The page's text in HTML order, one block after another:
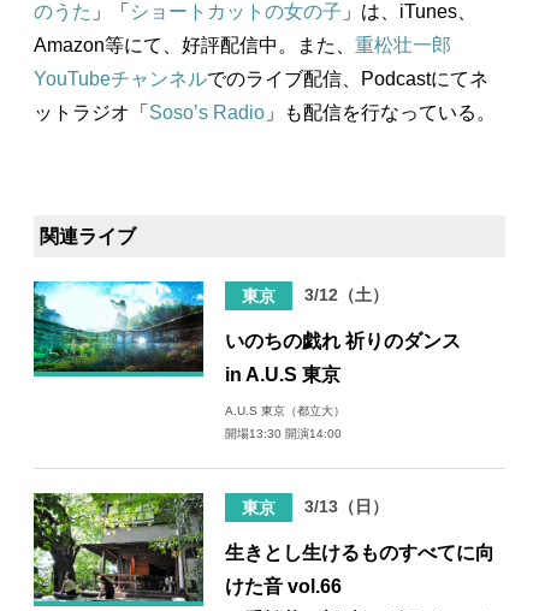
のうた 」「 ショートカットの女の子 」は、iTunes、
Amazon等にて、好評配信中。また、 重松壮一郎
YouTubeチャンネルでのライブ配信、Podcastにてネ
ットラジオ「 Soso’s Radio 」も配信を行なっている。
関連ライブ
東京 3/12（土）
いのちの戯れ 祈りのダンス
in A.U.S 東京
A.U.S 東京（都立大）
開場13:30 開演14:00
東京 3/13（日）
生きとし生けるものすべてに向
けた音 vol.66